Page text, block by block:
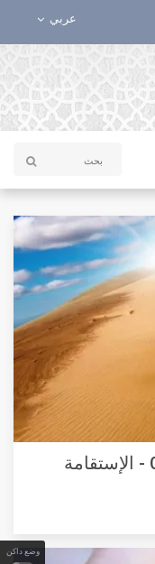
وضع داكن
عربي